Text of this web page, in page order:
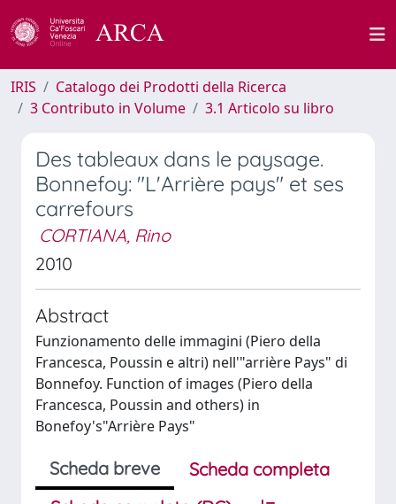
IRIS
Catalogo dei Prodotti della Ricerca
3 Contributo in Volume
3.1 Articolo su libro
Des tableaux dans le paysage.
Bonnefoy: "L'Arrière pays" et ses
carrefours
CORTIANA, Rino
2010
Abstract
Funzionamento delle immagini (Piero della
Francesca, Poussin e altri) nell'"arrière Pays" di
Bonnefoy. Function of images (Piero della
Francesca, Poussin and others) in
Bonefoy's"Arrière Pays"
Scheda breve
Scheda completa